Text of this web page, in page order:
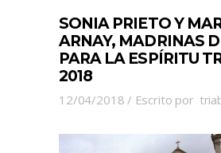
SONIA PRIETO Y
ARNAY, MADRINAS
PARA LA ESPÍRITU
2018
12/04/2018 Escrito por